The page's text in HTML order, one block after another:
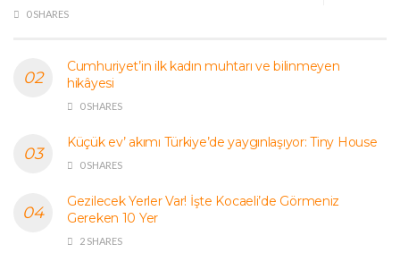
0 SHARES
Cumhuriyet’in ilk kadın muhtarı ve bilinmeyen
hikâyesi
0 SHARES
Küçük ev’ akımı Türkiye’de yaygınlaşıyor: Tiny House
0 SHARES
Gezilecek Yerler Var! İşte Kocaeli’de Görmeniz
Gereken 10 Yer
2 SHARES